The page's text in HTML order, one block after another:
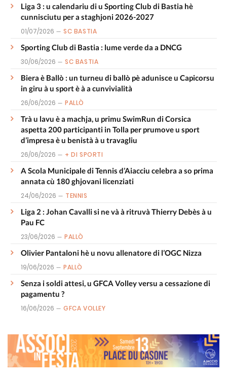
Liga 3 : u calendariu di u Sporting Club di Bastia hè
cunnisciutu per a staghjoni 2026-2027
01/07/2026 SC BASTIA
Sporting Club di Bastia : lume verde da a DNCG
30/06/2026 SC BASTIA
Biera è Ballò : un turneu di ballò pè adunisce u Capicorsu
in giru à u sport è à a cunvivialità
26/06/2026 PALLÒ
Trà u lavu è a machja, u primu SwimRun di Corsica
aspetta 200 participanti in Tolla per prumove u sport
d’impresa è u benistà à u travagliu
26/06/2026 + DI SPORTI
A Scola Municipale di Tennis d’Aiacciu celebra a so prima
annata cù 180 ghjovani licenziati
24/06/2026 TENNIS
Liga 2 : Johan Cavalli si ne và à ritruvà Thierry Debès à u
Pau FC
23/06/2026 PALLÒ
Olivier Pantaloni hè u novu allenatore di l’OGC Nizza
19/06/2026 PALLÒ
Senza i soldi attesi, u GFCA Volley versu a cessazione di
pagamentu ?
16/06/2026 GFCA VOLLEY